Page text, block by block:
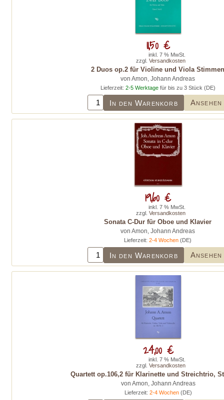
2 Duos op.2 für Violine und Viola
von Amon, Johann Andreas
Lieferzeit: 2-5 Werktagefür bis zu 3 Stück (DE)
In den Warenkorb Ansehen
11,50 €
inkl. 7 % MwSt.
zzgl. Versandkosten
Sonata C-Dur für Oboe und Klavier
von Amon, Johann Andreas
Lieferzeit:2-4 Wochen (DE)
In den Warenkorb Ansehen
19,60 €
inkl. 7 % MwSt.
zzgl. Versandkosten
Quartett op.106,2 für Klarinette und Streichtrio,
von Amon, Johann Andreas
Lieferzeit: 2-4 Wochen(DE)
24,00 €
inkl. 7 % MwSt.
zzgl. Versandkosten